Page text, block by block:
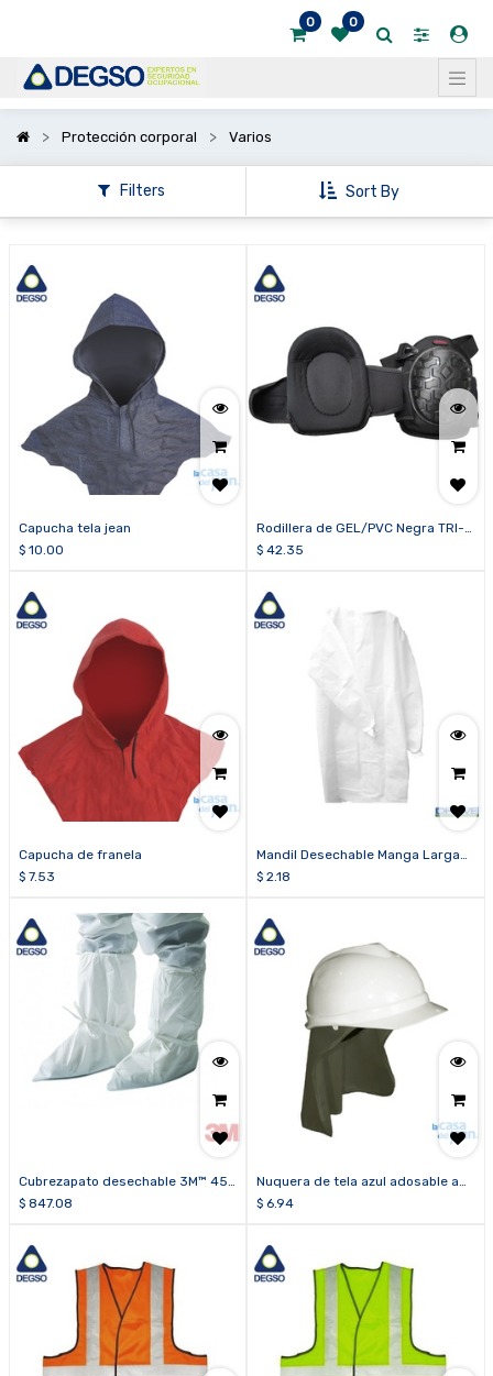
0 0
Protección corporal Varios
Filters Sort By
opciones
Capucha tela jean
$ 10.00
Rodillera de GEL/PVC Negra TRI-
340
$ 42.35
Capucha de franela
$ 7.53
Mandil Desechable Manga Larga
Con Puño
$ 2.18
Cubrezapato desechable 3M™ 450
(caja de 100 pares)
$ 847.08
Nuquera de tela azul adosable a
casco
$ 6.94